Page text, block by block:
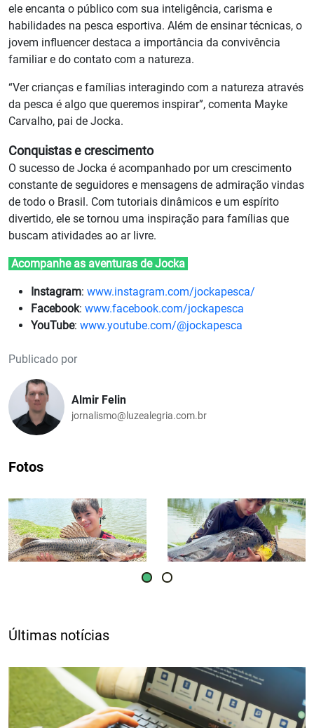
ele encanta o público com sua inteligência, carisma e
habilidades na pesca esportiva. Além de ensinar técnicas, o
jovem influencer destaca a importância da convivência
familiar e do contato com a natureza.
“Ver crianças e famílias interagindo com a natureza através
da pesca é algo que queremos inspirar”, comenta Mayke
Carvalho, pai de Jocka.
Conquistas e crescimento
O sucesso de Jocka é acompanhado por um crescimento
constante de seguidores e mensagens de admiração vindas
de todo o Brasil. Com tutoriais dinâmicos e um espírito
divertido, ele se tornou uma inspiração para famílias que
buscam atividades ao ar livre.
Acompanhe as aventuras de Jocka
Instagram: www.instagram.com/jockapesca/
Facebook: www.facebook.com/jockapesca
YouTube: www.youtube.com/@jockapesca
Publicado por
Almir Felin
jornalismo@luzealegria.com.br
Fotos
Últimas notícias